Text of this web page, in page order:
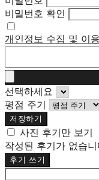
비밀번호 확인
개인정보 수집 및 이용
선택하세요
평점 주기
저장하기
사진 후기만 보기
작성된 후기가 없습니
후기 쓰기